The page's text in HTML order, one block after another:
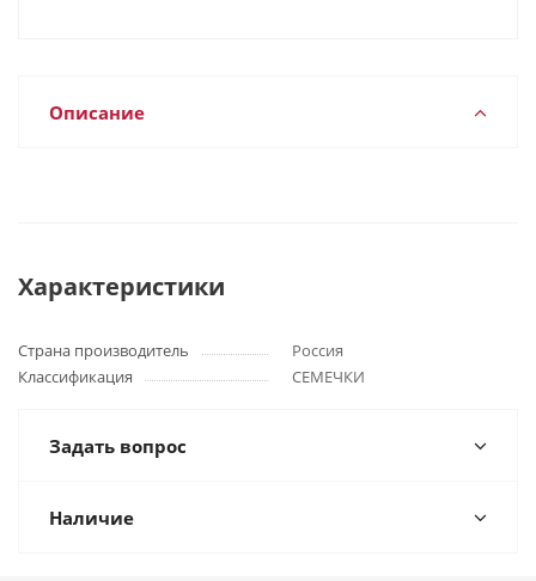
Описание
Характеристики
Страна производитель
Россия
Классификация
СЕМЕЧКИ
Задать вопрос
Наличие